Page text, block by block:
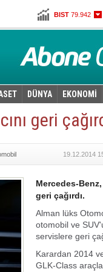
Euro 2,7845
DÜNYA EKONOMİ
geri
19.12.2014
Mercedes-
geri çağırdı.
Alman lüks
otomobil ve
servislere geri
Karardan 2014
GLK-Class